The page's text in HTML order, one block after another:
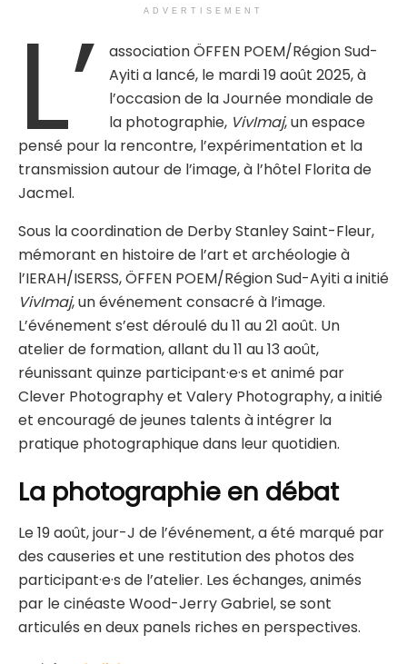
ADVERTISEMENT
L’
association ÖFFEN POEM/Région Sud-
Ayiti a lancé, le mardi 19 août 2025, à
l’occasion de la Journée mondiale de
la photographie, VivImaj, un espace
pensé pour la rencontre, l’expérimentation et la
transmission autour de l’image, à l’hôtel Florita de
Jacmel.
Sous la coordination de Derby Stanley Saint-Fleur,
mémorant en histoire de l’art et archéologie à
l’IERAH/ISERSS, ÖFFEN POEM/Région Sud-Ayiti a initié
VivImaj, un événement consacré à l’image.
L’événement s’est déroulé du 11 au 21 août. Un
atelier de formation, allant du 11 au 13 août,
réunissant quinze participant·e·s et animé par
Clever Photography et Valery Photography, a initié
et encouragé de jeunes talents à intégrer la
pratique photographique dans leur quotidien.
La photographie en débat
Le 19 août, jour-J de l’événement, a été marqué par
des causeries et une restitution des photos des
participant·e·s de l’atelier. Les échanges, animés
par le cinéaste Wood-Jerry Gabriel, se sont
articulés en deux panels riches en perspectives.